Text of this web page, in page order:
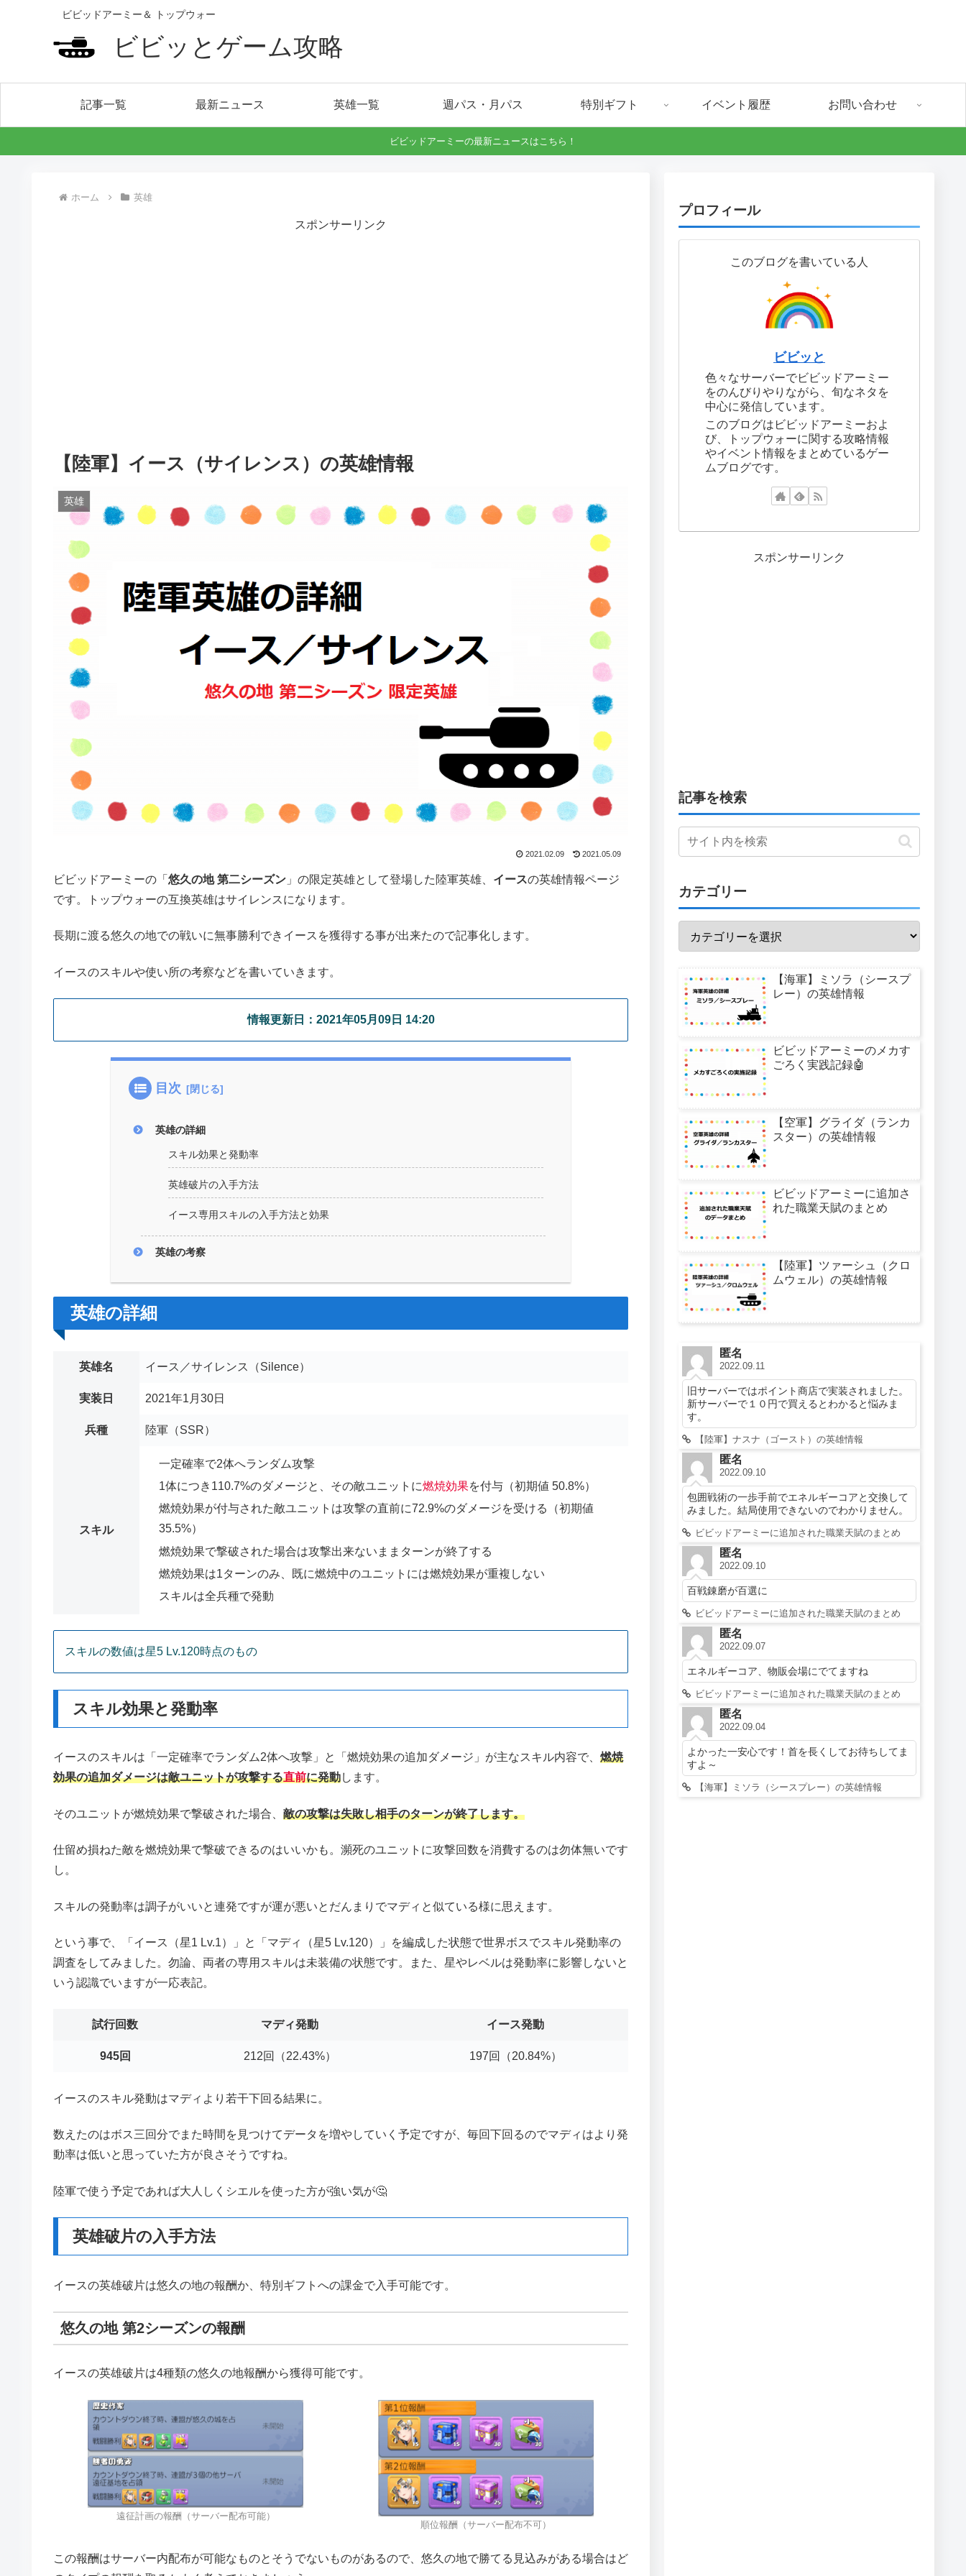
ビビッドアーミー＆ トップウォー
ビビッとゲーム攻略
記事一覧 最新ニュース 英雄一覧 週パス・月パス 特別ギフト イベント履歴 お問い合わせ
ビビッドアーミーの最新ニュースはこちら！
ホーム 英雄
スポンサーリンク
【陸軍】イース（サイレンス）の英雄情報
英雄
2021.02.09 2021.05.09
ビビッドアーミーの「 悠久の地 第二シーズン 」の限定英雄として登場した陸軍英雄、 イースの英雄情報ページ
です。トップウォーの互換英雄はサイレンスになります。
長期に渡る悠久の地での戦いに無事勝利できイースを獲得する事が出来たので記事化します。
イースのスキルや使い所の考察などを書いていきます。
情報更新日：2021年05月09日 14:20
目次
英雄の詳細
スキル効果と発動率
英雄破片の入手方法
イース専用スキルの入手方法と効果
英雄の考察
英雄の詳細
英雄名 イース／サイレンス（Silence）
実装日 2021年1月30日
兵種 陸軍（SSR）
スキル
一定確率で2体へランダム攻撃
1体につき110.7%のダメージと、その敵ユニットに燃焼効果を付与（初期値 50.8%）
燃焼効果が付与された敵ユニットは攻撃の直前に72.9%のダメージを受ける（初期値
35.5%）
燃焼効果で撃破された場合は攻撃出来ないままターンが終了する
燃焼効果は1ターンのみ、既に燃焼中のユニットには燃焼効果が重複しない
スキルは全兵種で発動
スキルの数値は星5 Lv.120時点のもの
スキル効果と発動率
イースのスキルは「一定確率でランダム2体へ攻撃」と「燃焼効果の追加ダメージ」が主なスキル内容で、 燃焼
効果の追加ダメージは敵ユニットが攻撃する直前に発動します。
そのユニットが燃焼効果で撃破された場合、 敵の攻撃は失敗し相手のターンが終了します。
仕留め損ねた敵を燃焼効果で撃破できるのはいいかも。瀕死のユニットに攻撃回数を消費するのは勿体無いです
し。
スキルの発動率は調子がいいと連発ですが運が悪いとだんまりでマディと似ている様に思えます。
という事で、「イース（星1 Lv.1）」と「マディ（星5 Lv.120）」を編成した状態で世界ボスでスキル発動率の
調査をしてみました。勿論、両者の専用スキルは未装備の状態です。また、星やレベルは発動率に影響しないと
いう認識でいますが一応表記。
試行回数 マディ発動 イース発動
945回 212回（22.43%） 197回（20.84%）
イースのスキル発動はマディより若干下回る結果に。
数えたのはボス三回分でまた時間を見つけてデータを増やしていく予定ですが、毎回下回るのでマディはより発
動率は低いと思っていた方が良さそうですね。
陸軍で使う予定であれば大人しくシエルを使った方が強い気が🤔
英雄破片の入手方法
イースの英雄破片は悠久の地の報酬か、特別ギフトへの課金で入手可能です。
悠久の地 第2シーズンの報酬
イースの英雄破片は4種類の悠久の地報酬から獲得可能です。
遠征計画の報酬（サーバー配布可能）
順位報酬（サーバー配布不可）
この報酬はサーバー内配布が可能なものとそうでないものがあるので、悠久の地で勝てる見込みがある場合はど
プロフィール
このブログを書いている人
ビビッと
色々なサーバーでビビッドアーミー
をのんびりやりながら、旬なネタを
中心に発信しています。
このブログはビビッドアーミーおよ
び、トップウォーに関する攻略情報
やイベント情報をまとめているゲー
ムブログです。
スポンサーリンク
記事を検索
カテゴリー
【海軍】ミソラ（シースプ
レー）の英雄情報
ビビッドアーミーのメカす
ごろく実践記録🤖
【空軍】グライダ（ランカ
スター）の英雄情報
ビビッドアーミーに追加さ
れた職業天賦のまとめ
【陸軍】ツァーシュ（クロ
ムウェル）の英雄情報
匿名
2022.09.11
旧サーバーではポイント商店で実装されました。
新サーバーで１０円で買えるとわかると悩みま
す。
【陸軍】ナスナ（ゴースト）の英雄情報
匿名
2022.09.10
包囲戦術の一歩手前でエネルギーコアと交換して
みました。結局使用できないのでわかりません。
ビビッドアーミーに追加された職業天賦のまとめ
匿名
2022.09.10
百戦錬磨が百選に
ビビッドアーミーに追加された職業天賦のまとめ
匿名
2022.09.07
エネルギーコア、物販会場にでてますね
ビビッドアーミーに追加された職業天賦のまとめ
匿名
2022.09.04
よかった一安心です！首を長くしてお待ちしてま
すよ～
【海軍】ミソラ（シースプレー）の英雄情報